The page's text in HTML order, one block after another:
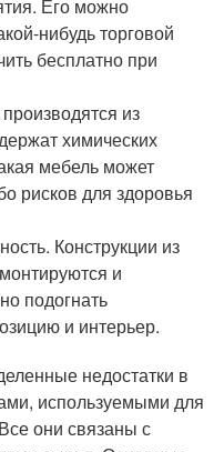
Его можно
нибудь торговой
бесплатно при
из
химических
мебель может
рисков для здоровья
Конструкции из
и
подогнать
и интерьер.
недостатки в
используемыми для
они связаны с